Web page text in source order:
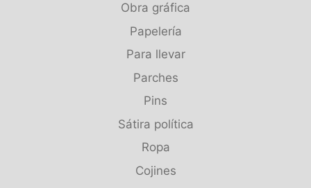
Obra gráfica
Papelería
Para llevar
Parches
Pins
Sátira política
Ropa
Cojines